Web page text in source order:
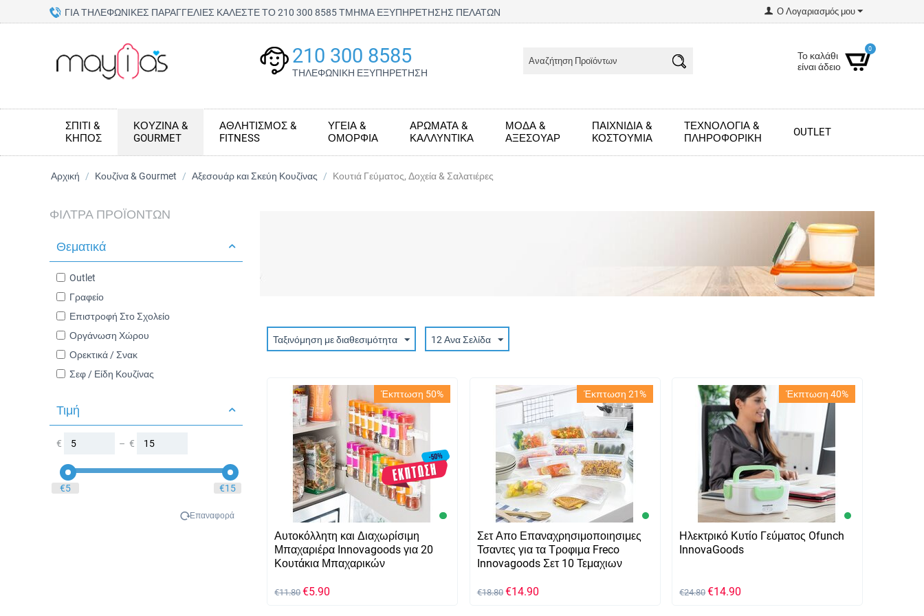
ΓΙΑ ΤΗΛΕΦΩΝΙΚΕΣ ΠΑΡΑΓΓΕΛΙΕΣ ΚΑΛΕΣΤΕ ΤΟ 210 300 8585 ΤΜΗΜΑ ΕΞΥΠΗΡΕΤΗΣΗΣ ΠΕΛΑΤΩΝ Ο Λογαριασμός μου
210 300 8585
ΤΗΛΕΦΩΝΙΚΗ ΕΞΥΠΗΡΕΤΗΣΗ
Το καλάθι
είναι άδειο
0
ΣΠΊΤΙ &
ΚΉΠΟΣ
ΚΟΥΖΊΝΑ &
GOURMET
ΑΘΛΗΤΙΣΜΌΣ &
FITNESS
ΥΓΕΊΑ &
ΟΜΟΡΦΙΆ
ΑΡΏΜΑΤΑ &
ΚΑΛΛΥΝΤΙΚΆ
ΜΌΔΑ &
ΑΞΕΣΟΥΆΡ
ΠΑΙΧΝΊΔΙΑ &
KΟΣΤΟΎΜΙΑ
ΤΕΧΝΟΛΟΓΊΑ &
ΠΛΗΡΟΦΟΡΙΚΉ
OUTLET
Αρχική / Κουζίνα & Gourmet / Αξεσουάρ και Σκεύη Κουζίνας / Κουτιά Γεύματος, Δοχεία & Σαλατιέρες
ΦΊΛΤΡΑ ΠΡΟΪΌΝΤΩΝ
Θεματικά
Outlet
Γραφείο
Επιστροφή Στο Σχολείο
Οργάνωση Χώρου
Ορεκτικά / Σνακ
Σεφ / Είδη Κουζίνας
Τιμή
€ – €
‎€5 ‎€15
Επαναφορά
Ταξινόμηση με διαθεσιμότητα 12 Ανα Σελίδα
Έκπτωση 50%
Αυτοκόλλητη και Διαχωρίσιμη
Μπαχαριέρα Innovagoods για 20
Κουτάκια Μπαχαρικών
€11.80 €5.90
Έκπτωση 21%
Σετ Απο Επαναχρησιμοποιησιμες
Τσαντες για τα Τροφιμα Freco
Innovagoods Σετ 10 Τεμαχιων
€18.80 €14.90
Έκπτωση 40%
Ηλεκτρικό Κυτίο Γεύματος Ofunch
InnovaGoods
€24.80 €14.90